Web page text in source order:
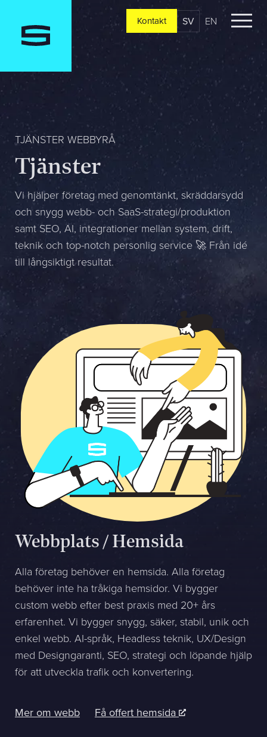
Kontakt
Berätta om er verksamhet, er vision och ert nuläge. Vi
återkommer oftast redan samma dag
Jag är...
Jag vill...
Mitt största problem är...
Namn *
Företag *
Telefon *
Meddelande
Bifoga en fil
Det är OK att Sphinxly använder mina uppgifter för att kontakta
mig. (
integritetspolicy)
Skicka meddelande
Sphinxly AB
Banérgatan 44
115 26 STHLM
Se på karta
+468-665 00 30
hej@sphinxly.se
Om oss / Kontaktpersoner
Karriär på Sphinxly
Kontakt SV EN
TJÄNSTER WEBBYRÅ
Tjänster
Vi hjälper företag med genomtänkt, skräddarsydd
och snygg webb- och SaaS-strategi/produktion
samt SEO, AI, integrationer mellan system, drift,
teknik och top-notch personlig service 🚀 Från idé
till långsiktigt resultat.
Webbplats / Hemsida
Alla företag behöver en hemsida. Alla företag
behöver inte ha tråkiga hemsidor. Vi bygger
custom webb efter best praxis med 20+ års
erfarenhet. Vi bygger snygg, säker, stabil, unik och
enkel webb. AI-språk, Headless teknik, UX/Design
med Designgaranti, SEO, strategi och löpande hjälp
för att utveckla trafik och konvertering.
Mer om webb Få offert hemsida